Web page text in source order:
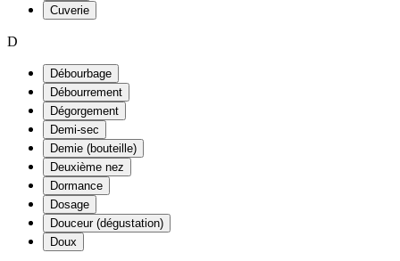
Cuverie
D
Débourbage
Débourrement
Dégorgement
Demi-sec
Demie (bouteille)
Deuxième nez
Dormance
Dosage
Douceur (dégustation)
Doux